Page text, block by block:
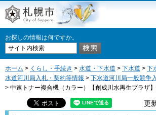
札幌市
お探しの情報は何ですか。
ホーム > くらし・手続き > 水道・下水道 > 下水道 > 下
水道河川局入札・契約等情報 > 下水道河川局一般競争
> 中速トナー複合機（カラー）【創成川水再生プラザ
更